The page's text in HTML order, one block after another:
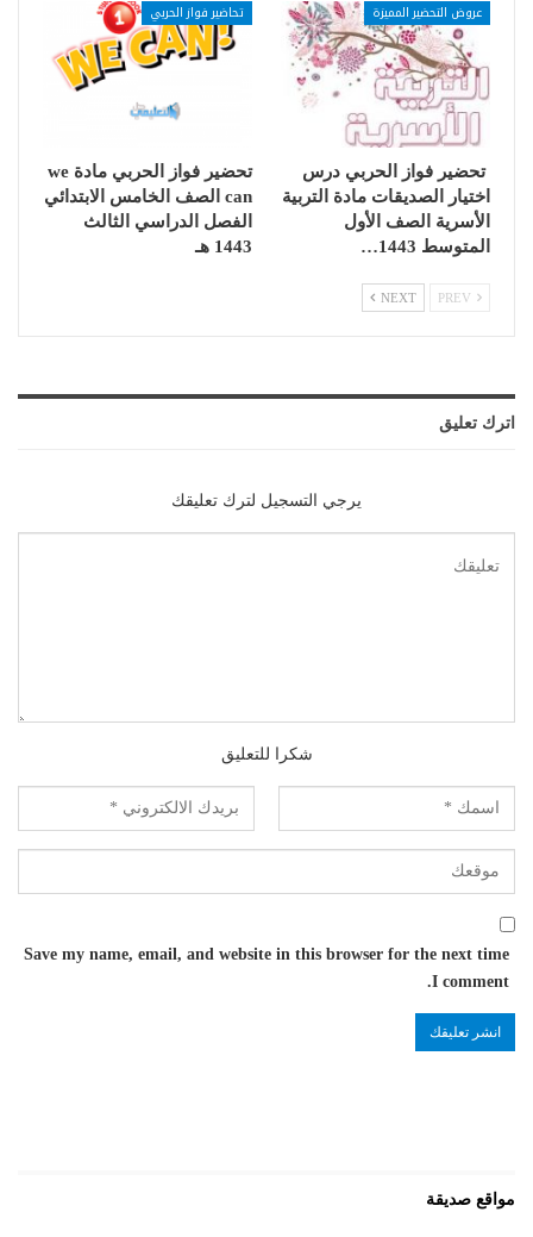
عروض التحضير المميزة
تحضير فواز الحربي درس
اختيار الصديقات مادة التربية
الأسرية الصف الأول
المتوسط 1443…
تحاضير فواز الحربي
تحضير فواز الحربي مادة we
can الصف الخامس الابتدائي
الفصل الدراسي الثالث
1443 هـ
NEXT
اترك تعليق
يرجي التسجيل لترك تعليقك
شكرا للتعليق
Save my name, email, and website in this browser for the next time
I comment.
مواقع صديقة